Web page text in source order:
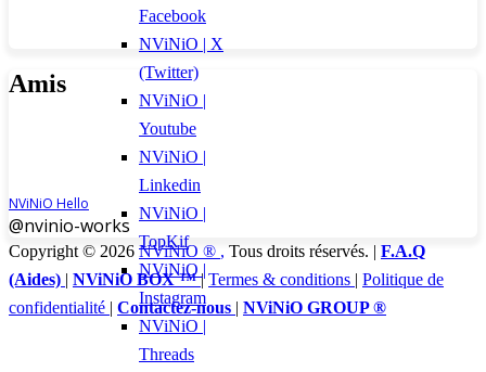
Amis
NViNiO Hello
@nvinio-works
Copyright © 2026 NViNiO ® , Tous droits réservés. | F.A.Q
(Aides) | NViNiO BOX ™|Termes & conditions | Politique de
confidentialité | Contactez-nous | NViNiO GROUP ®
Facebook
NViNiO | X
(Twitter)
NViNiO |
Youtube
NViNiO |
Linkedin
NViNiO |
TopKif
NViNiO |
Instagram
NViNiO |
Threads